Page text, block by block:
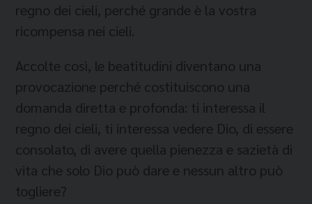
regno dei cieli, perché grande è la vostra
ricompensa nei cieli.
Accolte così, le beatitudini diventano una
provocazione perché costituiscono una
domanda diretta e profonda: ti interessa il
regno dei cieli, ti interessa vedere Dio, di essere
consolato, di avere quella pienezza e sazietà di
vita che solo Dio può dare e nessun altro può
togliere?